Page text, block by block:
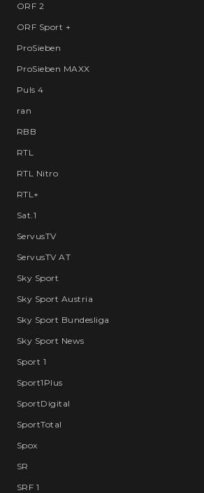
ORF 2
ORF Sport +
ProSieben
ProSieben MAXX
Puls 4
ran
RBB
RTL
RTL Nitro
RTL+
Sat.1
ServusTV
ServusTV AT
Sky Sport
Sky Sport Austria
Sky Sport Bundesliga
Sky Sport News
Sport 1
Sport1Plus
SportDigital
SportTotal
Spox
SR
SRF 1